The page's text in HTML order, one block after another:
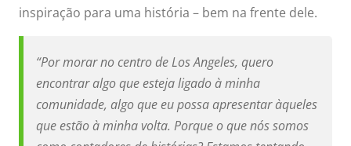
inspiração para uma história – bem na frente dele.
“Por morar no centro de Los Angeles, quero
encontrar algo que esteja ligado à minha
comunidade, algo que eu possa apresentar àqueles
que estão à minha volta. Porque o que nós somos